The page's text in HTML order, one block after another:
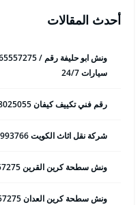
أحدث المقالات
سيارات 24/7
رقم فني تكييف كيفان 98025055 فني تكييف مركزي 24 ساعة
شركة نقل اثاث الكويت 50993766 هاف لوري وانيت نقل عفش
ونش سطحة كرين القرين 65557275 ونش سحب وانقاذ سيارات
ونش سطحة كرين العدان 65557275 ونش سحب وانقاذ سيارات